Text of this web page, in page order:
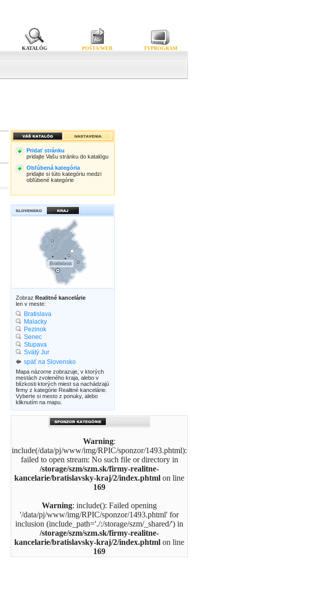
KATALÓG POŠTA/WEB TVPROGRAM
Pridať stránku
pridajte Vašu stránku do katalógu
Obľúbená kategória
pridajte si túto kategóriu medzi
obľúbené kategórie
Zobraz Realitné kancelárie
len v meste:
Bratislava
Malacky
Pezinok
Senec
Stupava
Svätý Jur
späť na Slovensko
Mapa názorne zobrazuje, v ktorých
mestách zvoleného kraja, alebo v
blízkosti ktorých miest sa nachádzajú
firmy z kategórie Realitné kancelárie.
Vyberte si mesto z ponuky, alebo
kliknutím na mapu.
Warning:
include(/data/pj/www/img/RPIC/sponzor/1493.phtml):
failed to open stream: No such file or directory in
/storage/szm/szm.sk/firmy-realitne-
kancelarie/bratislavsky-kraj/2/index.phtml on line
169
Warning: include(): Failed opening
'/data/pj/www/img/RPIC/sponzor/1493.phtml' for
inclusion (include_path='./:/storage/szm/_shared/') in
/storage/szm/szm.sk/firmy-realitne-
kancelarie/bratislavsky-kraj/2/index.phtml on line
169